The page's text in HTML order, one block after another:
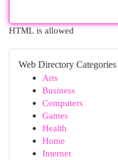
HTML is allowed
Web Directory Categories
Arts
Business
Computers
Games
Health
Home
Internet